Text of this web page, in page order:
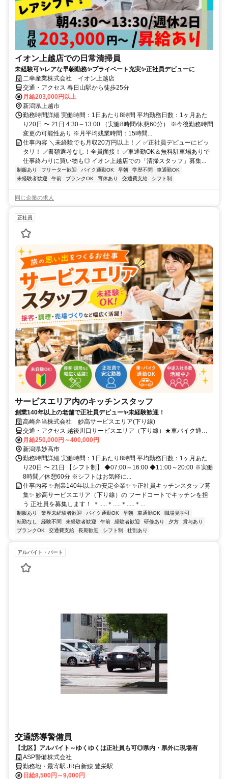
イオン上越店での日常清掃員
未経験可✨レアな早朝勤務✨プライベート充実✨正社員デビューに
二幸産業株式会社 イオン上越店
交通・アクセス 春日山駅から徒歩25分
月給203,000円以上
新潟県上越市
勤務時間詳細 実働時間：1日あたり8時間 平均勤務日数：1ヶ月あた
り20日 〜 21日 4:30～13:00 （実働8時間/休憩60分） ※今後勤務時間
変更の可能性あり ※月平均残業時間：15時間...
仕事内容 ＼未経験でも月収20万円以上！／ ✅正社員デビューにピッ
タリ！ ✅書類選考なし！全員面接！ ✅車通勤OK＆無料駐車場ありで
仕事終わりに買い物も◎ イオン上越店での「清掃スタッフ」募集...
制服あり フリーター歓迎 バイク通勤OK 早朝 学歴不問
車通勤OK
未経験者歓迎
午前 ブランクOK 育休あり 交通費支給 シフト制
同じ企業の求人
正社員
サービスエリア内のキッチンスタッフ
創業140年以上の老舗で正社員デビュー✨未経験歓迎！
高崎弁当株式会社 妙高サービスエリア(下り線)
交通・アクセス 越後川口サービスエリア（下り線）★車バイク通勤
OK
月給250,000円～400,000円
新潟県妙高市
勤務時間詳細 実働時間：1日あたり8時間 平均勤務日数：1ヶ月あた
り20日 〜 21日 【シフト制】 ◆07:00～16:00 ◆11:00～20:00 ※実働
8時間／休憩60分 ※シフトはお気軽に...
仕事内容 ✨創業140年以上の安定企業✨ ✨正社員キッチンスタッフ募
集✨ 妙高サービスエリア（下り線）の フードコートでキッチンを担
う 正社員を募集します！ ＊.....＊.....＊.....＊...
制服あり 業界未経験者歓迎 バイク通勤OK 早朝 車通勤OK
職場見学可
転勤なし
経験不問 未経験者歓迎 午前 経験者歓迎 研修あり 夕方
賞与あり
ブランクOK
交通費支給 長期歓迎 シフト制 社割あり
アルバイト・パート
交通誘導警備員
【北区】アルバイト～ゆくゆくは正社員も可◎県内・県外に現場有
ASP警備株式会社
勤務地・最寄駅 JR白新線 豊栄駅
日給8,500円～9,000円